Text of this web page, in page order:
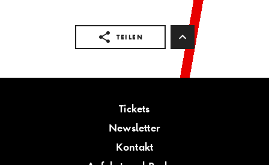
TEILEN
Tickets
Newsletter
Kontakt